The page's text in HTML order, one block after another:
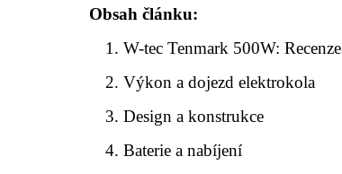
Obsah článku:
W-tec Tenmark 500W: Recenze
Výkon a dojezd elektrokola
Design a konstrukce
Baterie a nabíjení